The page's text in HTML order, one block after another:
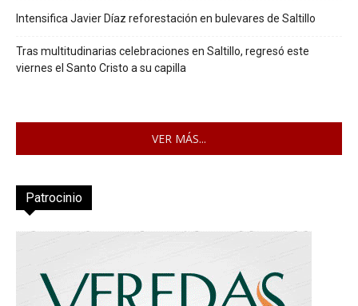
Intensifica Javier Díaz reforestación en bulevares de Saltillo
Tras multitudinarias celebraciones en Saltillo, regresó este
viernes el Santo Cristo a su capilla
VER MÁS...
Patrocinio